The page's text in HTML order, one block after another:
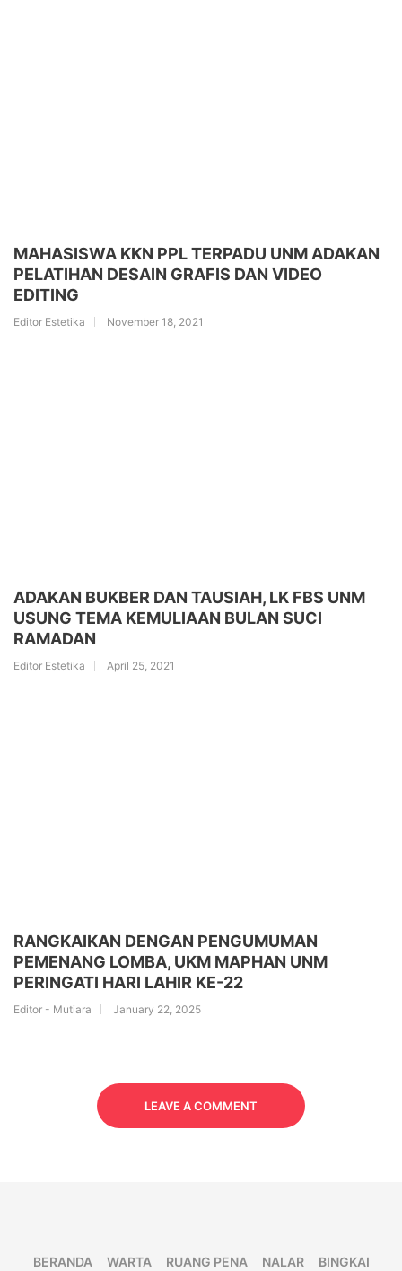
MAHASISWA KKN PPL TERPADU UNM ADAKAN
PELATIHAN DESAIN GRAFIS DAN VIDEO
EDITING
Editor Estetika November 18, 2021
ADAKAN BUKBER DAN TAUSIAH, LK FBS UNM
USUNG TEMA KEMULIAAN BULAN SUCI
RAMADAN
Editor Estetika April 25, 2021
RANGKAIKAN DENGAN PENGUMUMAN
PEMENANG LOMBA, UKM MAPHAN UNM
PERINGATI HARI LAHIR KE-22
Editor - Mutiara January 22, 2025
LEAVE A COMMENT
BERANDA WARTA RUANG PENA NALAR BINGKAI